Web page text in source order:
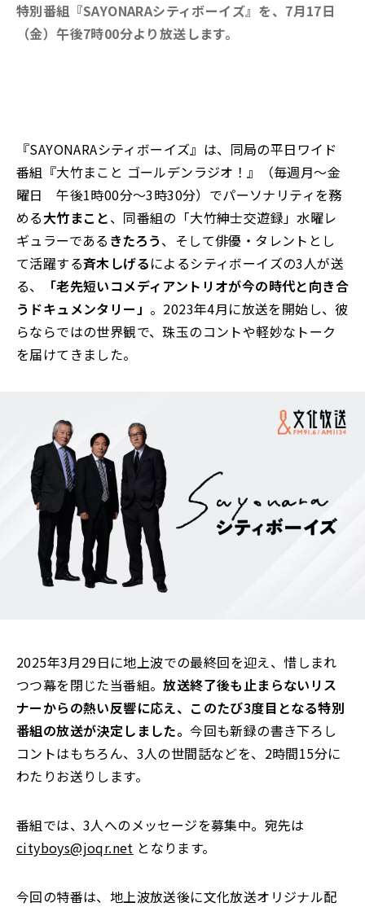
特別番組『SAYONARAシティボーイズ』を、7月17日
（金）午後7時00分より放送します。
『SAYONARAシティボーイズ』は、同局の平日ワイド
番組『大竹まこと ゴールデンラジオ！』（毎週月～金
曜日 午後1時00分～3時30分）でパーソナリティを務
める大竹まこと、同番組の「大竹紳士交遊録」水曜レ
ギュラーである きたろう、そして俳優・タレントとし
て活躍する斉木しげるによるシティボーイズの3人が送
る、
「老先短いコメディアントリオが今の時代と向き合
うドキュメンタリー」 。2023年4月に放送を開始し、彼
らならではの世界観で、珠玉のコントや軽妙なトーク
を届けてきました。
2025年3月29日に地上波での最終回を迎え、惜しまれ
つつ幕を閉じた当番組。放送終了後も止まらないリス
ナーからの熱い反響に応え、このたび3度目となる特別
番組の放送が決定しました。今回も新録の書き下ろし
コントはもちろん、3人の世間話などを、2時間15分に
わたりお送りします。
番組では、3人へのメッセージを募集中。宛先は
cityboys@joqr.net となります。
今回の特番は、地上波放送後に文化放送オリジナル配